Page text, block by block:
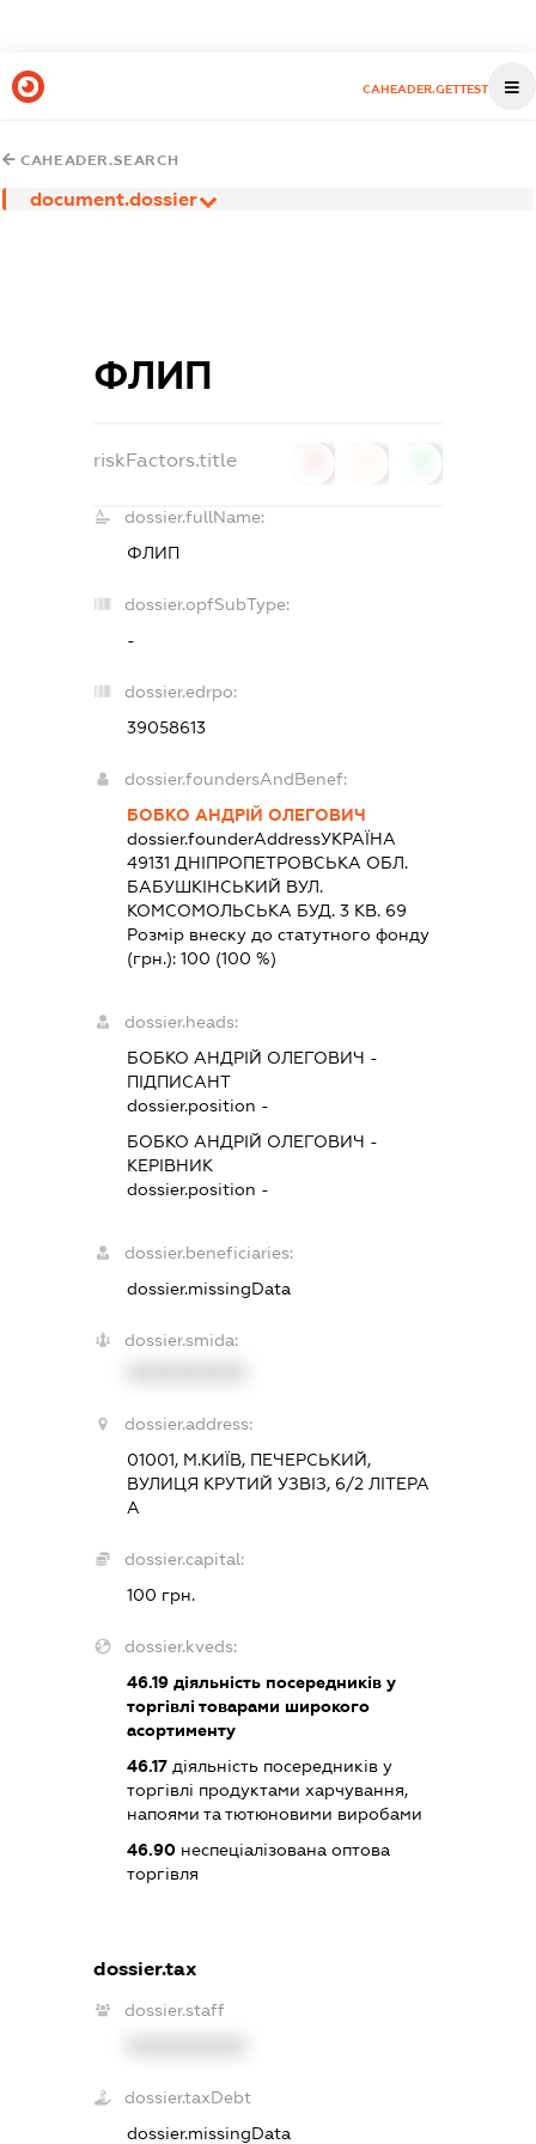
CAHEADER.GETTEST
CAHEADER.SEARCH
document.dossier
ФЛИП
riskFactors.title
dossier.fullName:
ФЛИП
dossier.opfSubType:
-
dossier.edrpo:
39058613
dossier.foundersAndBenef:
БОБКО АНДРІЙ ОЛЕГОВИЧ
dossier.founderAddressУКРАЇНА
49131 ДНIПРОПЕТРОВСЬКА ОБЛ.
БАБУШКІНСЬКИЙ ВУЛ.
КОМСОМОЛЬСЬКА БУД. 3 КВ. 69
Розмір внеску до статутного фонду
(грн.):100 (100 %)
dossier.heads:
БОБКО АНДРІЙ ОЛЕГОВИЧ -
ПІДПИСАНТ
dossier.position -
БОБКО АНДРІЙ ОЛЕГОВИЧ -
КЕРІВНИК
dossier.position -
dossier.beneficiaries:
dossier.missingData
dossier.smida:
dossier.address:
01001, М.КИЇВ, ПЕЧЕРСЬКИЙ,
ВУЛИЦЯ КРУТИЙ УЗВІЗ, 6/2 ЛІТЕРА
А
dossier.capital:
100 грн.
dossier.kveds:
46.19 діяльність посередників у
торгівлі товарами широкого
асортименту
46.17 діяльність посередників у
торгівлі продуктами харчування,
напоями та тютюновими виробами
46.90 неспеціалізована оптова
торгівля
dossier.tax
dossier.staff
dossier.taxDebt
dossier.missingData